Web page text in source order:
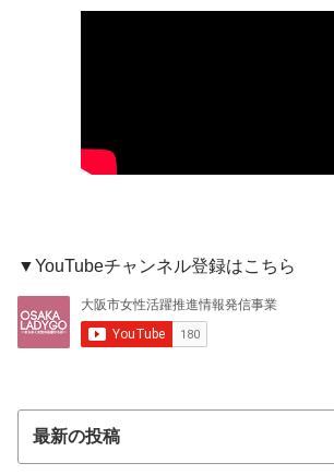
▼YouTubeチャンネル登録はこちら
最新の投稿